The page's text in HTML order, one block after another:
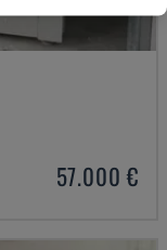
57.000 €